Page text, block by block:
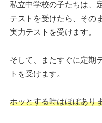
私立中学校の子たちは、
テストを受けたら、その
実力テストを受けます。
そして、またすぐに定期
トを受けます。
ホッとする時はほぼあり